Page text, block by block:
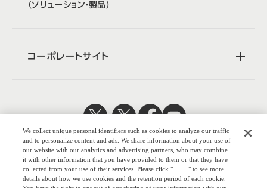
（ソリューション・製品）
コーポレートサイト
We collect unique personal identifiers such as cookies to analyze our traffic
and to personalize content and ads. We share information about your use of
our website with our analytics and advertising partners, who may combine
it with other information that you have provided to them or that they have
collected from your use of their services. Please click "
here" to see more
details about how we use cookies and the retention period of each cookie.